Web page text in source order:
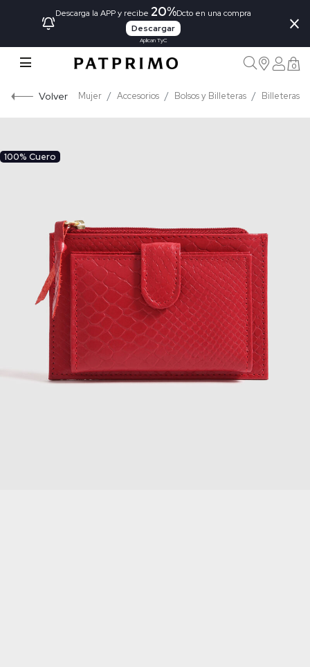
Descarga la APP y recibe 20%Dcto en una compra
Descargar
Aplican TyC
×
0
Volver Mujer Accesorios Bolsos y Billeteras Billeteras
100% Cuero